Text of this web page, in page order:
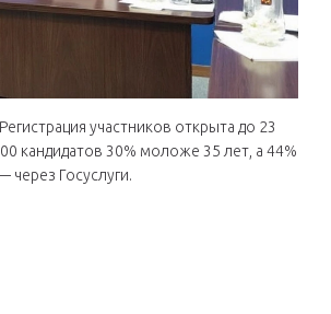
участников открыта до 23
кандидатов 30% моложе 35 лет, а 44%
Госуслуги.